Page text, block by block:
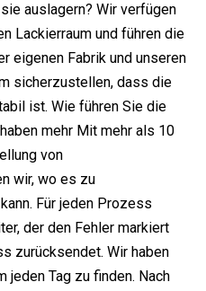
auslagern? Wir verfügen
Lackierraum und führen die
eigenen Fabrik und unseren
sicherzustellen, dass die
ist. Wie führen Sie die
mehr Mit mehr als 10
von
wir, wo es zu
Für jeden Prozess
der den Fehler markiert
zurücksendet. Wir haben
jeden Tag zu finden. Nach